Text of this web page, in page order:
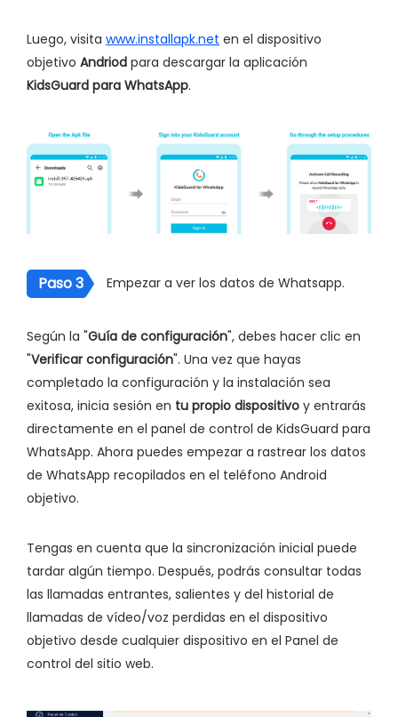
Luego, visita www.installapk.net en el dispositivo
objetivo Andriod para descargar la aplicación
KidsGuard para WhatsApp.
Paso 3 Empezar a ver los datos de Whatsapp.
Según la "Guía de configuración", debes hacer clic en
"Verificar configuración". Una vez que hayas
completado la configuración y la instalación sea
exitosa, inicia sesión en tu propio dispositivo y entrarás
directamente en el panel de control de KidsGuard para
WhatsApp. Ahora puedes empezar a rastrear los datos
de WhatsApp recopilados en el teléfono Android
objetivo.
Tengas en cuenta que la sincronización inicial puede
tardar algún tiempo. Después, podrás consultar todas
las llamadas entrantes, salientes y del historial de
llamadas de vídeo/voz perdidas en el dispositivo
objetivo desde cualquier dispositivo en el Panel de
control del sitio web.